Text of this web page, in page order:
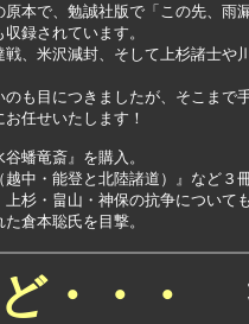
本で、勉誠社版で「この先、雨
録されています。
、米沢減封、そして上杉諸士や
も目につきましたが、そこまで
任せいたします！
蟠竜斎』を購入。
中・能登と北陸諸道）』など３
上杉・畠山・神保の抗争について
・・・